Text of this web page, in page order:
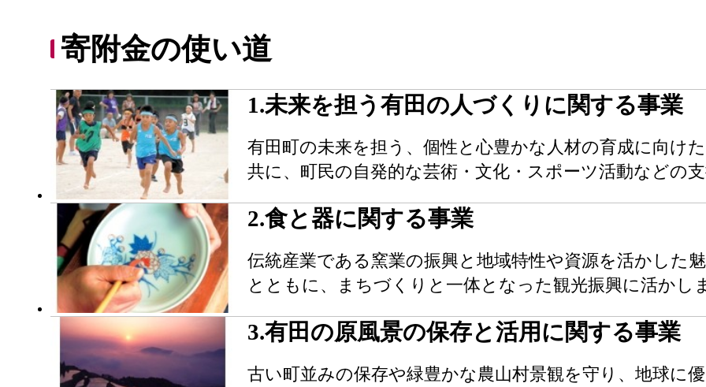
寄附金の使い道
1.未来を担う有田の人づくりに関する事業
有田町の未来を担う、個性と心豊かな人材の育成に向け
共に、町民の自発的な芸術・文化・スポーツ活動などの
2.食と器に関する事業
伝統産業である窯業の振興と地域特性や資源を活かした
とともに、まちづくりと一体となった観光振興に活かし
3.有田の原風景の保存と活用に関する事業
古い町並みの保存や緑豊かな農山村景観を守り、地球に